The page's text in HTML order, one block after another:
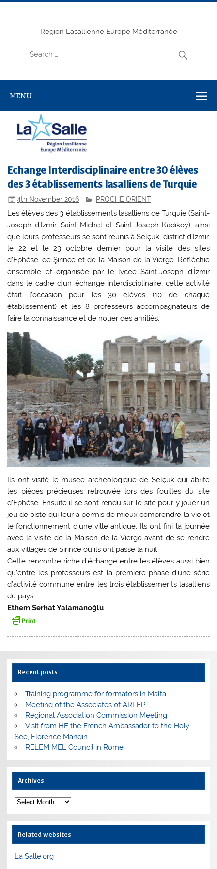
Skip
Région Lasallienne Europe Méditerranée
MENU
Echange Interdisciplinaire entre 30 élèves
des 3 établissements lasalliens de Turquie
4th November 2016 PROCHE ORIENT
Les élèves des 3 établissements lasalliens de Turquie (Saint-
Joseph d’İzmir, Saint-Michel et Saint-Joseph Kadıköy), ainsi
que leurs professeurs se sont réunis à Selçuk, district d’Izmir,
le 22 et le 23 octobre dernier pour la visite des sites
d’Ephèse, de Şirince et de la Maison de la Vierge. Réfléchie
ensemble et organisée par le lycée Saint-Joseph d’İzmir
dans le cadre d’un échange interdisciplinaire, cette activité
était l’occasion pour les 30 élèves (10 de chaque
établissement) et les 8 professeurs accompagnateurs de
faire la connaissance et de nouer des amitiés.
Ils ont visité le musée archéologique de Selçuk qui abrite
les pièces précieuses retrouvée lors des fouilles du site
d’Ephèse. Ensuite il se sont rendu sur le site pour y jouer un
jeu de piste qui leur a permis de mieux comprendre la vie et
le fonctionnement d’une ville antique. Ils ont fini la journée
avec la visite de la Maison de la Vierge avant de se rendre
aux villages de Şirince où ils ont passé la nuit.
Cette rencontre riche d’échange entre les élèves aussi bien
qu’entre les professeurs est la première phase d’une série
d’activité commune entre les trois établissements lasalliens
du pays.
Ethem Serhat Yalamanoğlu
Recent posts
Training programme for formators in Malta
Meeting of the Associates of ARLEP
Regional Association Commission Meeting
Visit from HE the French Ambassador to the Holy
See, Florence Mangin
RELEM MEL Council in Rome
Archives
Archives
Related websites
La Salle.org